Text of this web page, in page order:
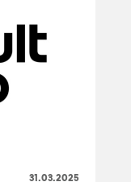
31.03.2025